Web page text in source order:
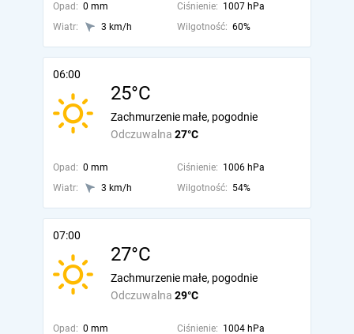
Opad: 0 mm Ciśnienie: 1007 hPa
Wiatr:
3 km/h Wilgotność: 60%
06:00
25°C
Odczuwalna 27°C
Zachmurzenie małe, pogodnie
Opad: 0 mm Ciśnienie: 1006 hPa
Wiatr:
3 km/h Wilgotność: 54%
07:00
27°C
Odczuwalna 29°C
Zachmurzenie małe, pogodnie
Opad: 0 mm Ciśnienie: 1004 hPa